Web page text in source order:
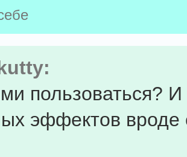
пользоваться?
эффектов вроде